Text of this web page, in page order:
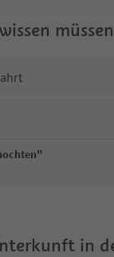
müssen
in